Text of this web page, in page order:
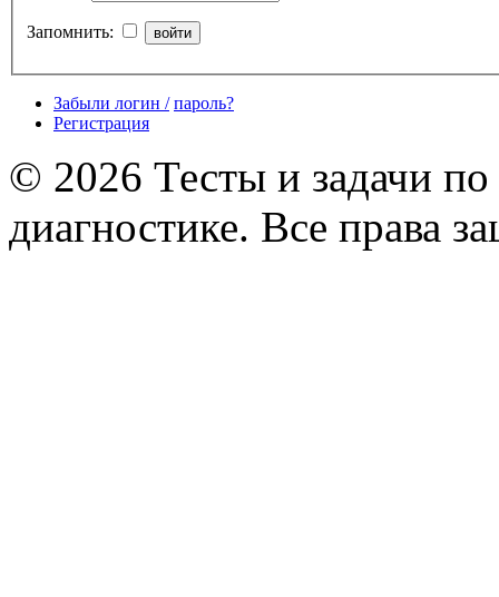
Запомнить:
Забыли логин / пароль?
Регистрация
© 2026 Тесты и задачи
диагностике. Все права